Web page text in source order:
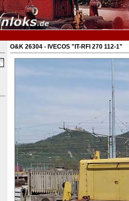
O&K 26304 - IVECOS "IT-RFI 270 112-1"